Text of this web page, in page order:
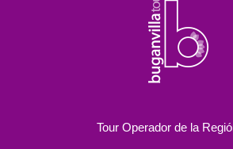
Tour Operador de la